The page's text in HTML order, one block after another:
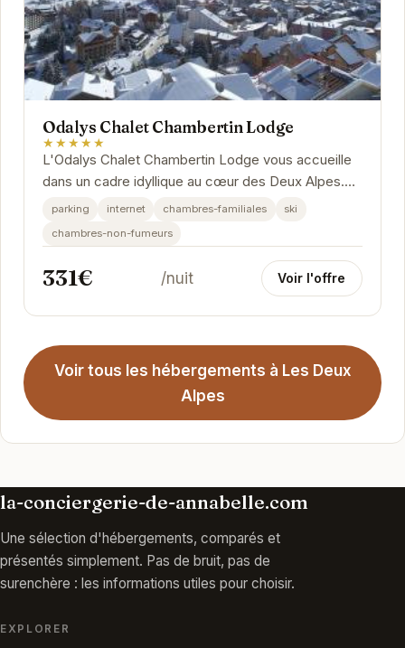
Odalys Chalet Chambertin Lodge
★★★★★
L'Odalys Chalet Chambertin Lodge vous accueille
dans un cadre idyllique au cœur des Deux Alpes.
Profitez du confort de ses chambres chaleureuses
parking internet chambres-familiales
ski
chambres-non-fumeurs
331€ /nuit Voir l'offre
Voir tous les hébergements à Les Deux
Alpes
la-conciergerie-de-annabelle.com
Une sélection d'hébergements, comparés et
présentés simplement. Pas de bruit, pas de
surenchère : les informations utiles pour choisir.
EXPLORER